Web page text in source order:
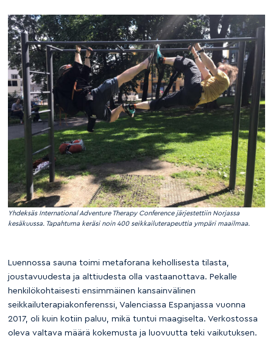
Yhdeksäs International Adventure Therapy Conference järjestettiin Norjassa
kesäkuussa. Tapahtuma keräsi noin 400 seikkailuterapeuttia ympäri maailmaa.
Luennossa sauna toimi metaforana kehollisesta tilasta,
joustavuudesta ja alttiudesta olla vastaanottava. Pekalle
henkilökohtaisesti ensimmäinen kansainvälinen
seikkailuterapiakonferenssi, Valenciassa Espanjassa vuonna
2017, oli kuin kotiin paluu, mikä tuntui maagiselta. Verkostossa
oleva valtava määrä kokemusta ja luovuutta teki vaikutuksen.